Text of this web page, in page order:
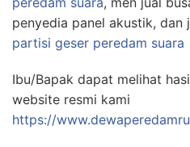
penyedia panel akustik, dan
partisi geser peredam suara
Ibu/Bapak dapat melihat
website resmi kami
https://